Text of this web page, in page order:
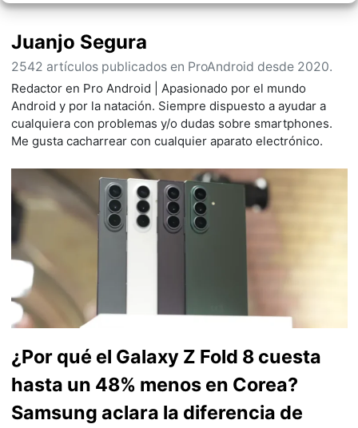
Juanjo Segura
2542 artículos publicados en ProAndroid desde 2020.
Redactor en Pro Android | Apasionado por el mundo
Android y por la natación. Siempre dispuesto a ayudar a
cualquiera con problemas y/o dudas sobre smartphones.
Me gusta cacharrear con cualquier aparato electrónico.
¿Por qué el Galaxy Z Fold 8 cuesta
hasta un 48% menos en Corea?
Samsung aclara la diferencia de